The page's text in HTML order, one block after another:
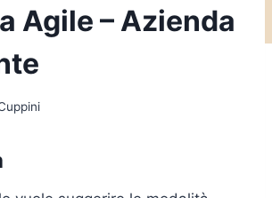
Agile – Azienda